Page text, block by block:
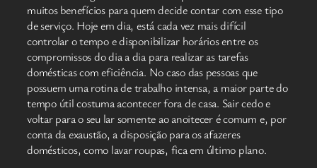
muitos benefícios para quem decide contar com esse tipo
de serviço. Hoje em dia, está cada vez mais difícil
controlar o tempo e disponibilizar horários entre os
compromissos do dia a dia para realizar as tarefas
domésticas com eficiência. No caso das pessoas que
possuem uma rotina de trabalho intensa, a maior parte do
tempo útil costuma acontecer fora de casa. Sair cedo e
voltar para o seu lar somente ao anoitecer é comum e, por
conta da exaustão, a disposição para os afazeres
domésticos, como lavar roupas, fica em último plano.